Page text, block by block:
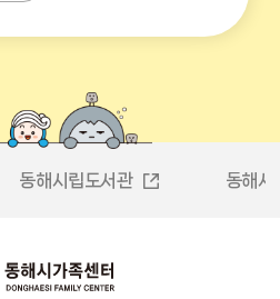
동해시립도서관
동해시